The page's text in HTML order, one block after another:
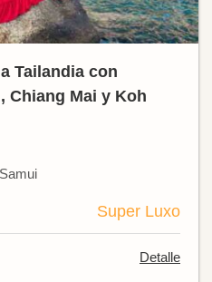
Tailandia con
Chiang Mai y Koh
Super Luxo
Detalle